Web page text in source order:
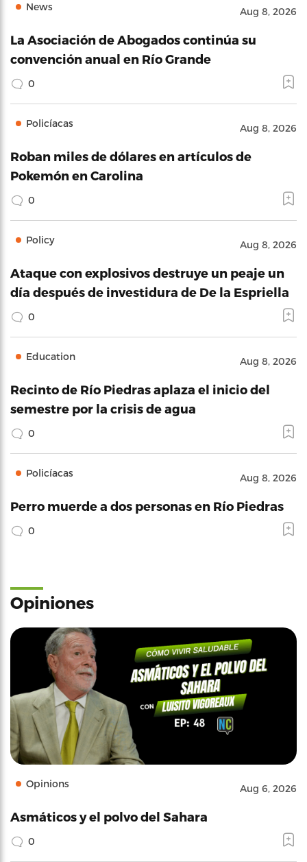
News Aug 8, 2026
La Asociación de Abogados continúa su
convención anual en Río Grande
0
Policíacas Aug 8, 2026
Roban miles de dólares en artículos de
Pokemón en Carolina
0
Policy Aug 8, 2026
Ataque con explosivos destruye un peaje un
día después de investidura de De la Espriella
0
Education Aug 8, 2026
Recinto de Río Piedras aplaza el inicio del
semestre por la crisis de agua
0
Policíacas Aug 8, 2026
Perro muerde a dos personas en Río Piedras
0
Opiniones
Opinions Aug 6, 2026
Asmáticos y el polvo del Sahara
0